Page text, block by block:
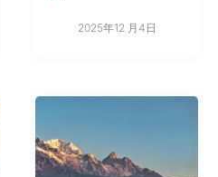
2025年12 月4日